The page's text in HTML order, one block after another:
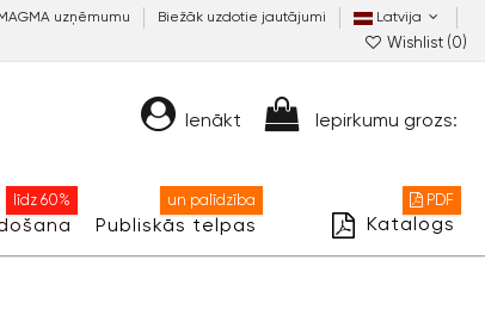
uzņēmumu Biežāk uzdotie jautājumi Latvija
Wishlist (0)
Ienākt Iepirkumu grozs:
līdz 60%
Publiskās telpas
un palīdzība
Katalogs
PDF